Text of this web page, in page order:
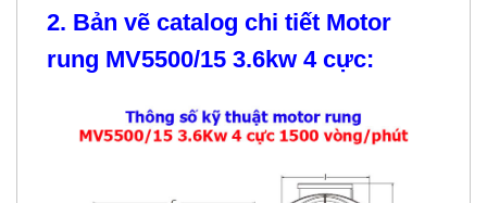
rung MV5500/15 3.6kw 4 cực: